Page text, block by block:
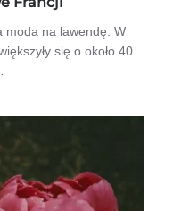
moda na lawendę. W
się o około 40